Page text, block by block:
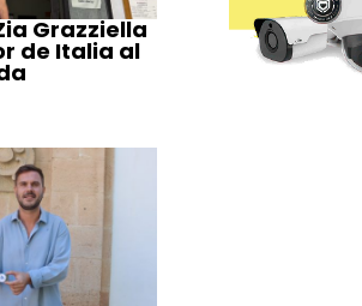
Grazziella
de Italia al